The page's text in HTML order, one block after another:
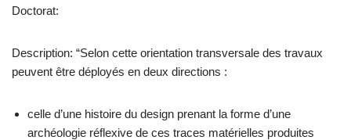
Doctorat:
Description: “Selon cette orientation transversale des travaux
peuvent être déployés en deux directions :
celle d’une histoire du design prenant la forme d’une
archéologie réflexive de ces traces matérielles produites